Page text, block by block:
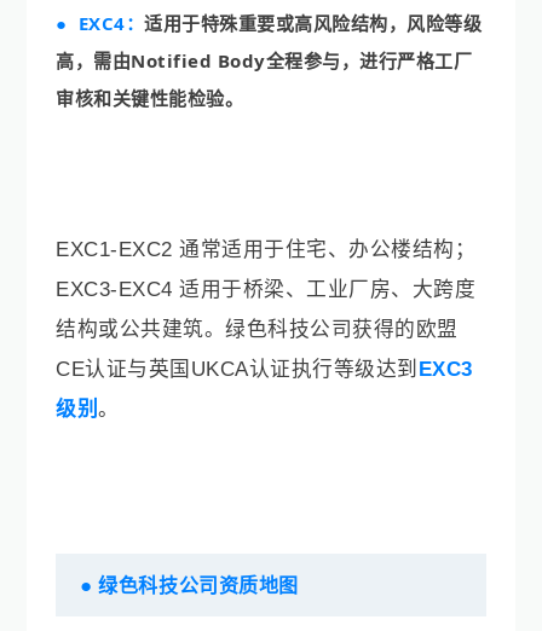
● EXC4：适用于特殊重要或高风险结构，风险等级
高，需由Notified Body全程参与，进行严格工厂
审核和关键性能检验。
EXC1-EXC2 通常适用于住宅、办公楼结构；
EXC3-EXC4 适用于桥梁、工业厂房、大跨度
结构或公共建筑。绿色科技公司 获得的 欧盟
CE认证与英国UKCA认证执行等级达到 EXC3
级别。
●绿色科技公司资质地图